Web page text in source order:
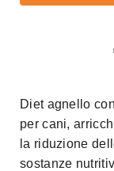
Diet agnello
per cani,
la riduzione
sostanze